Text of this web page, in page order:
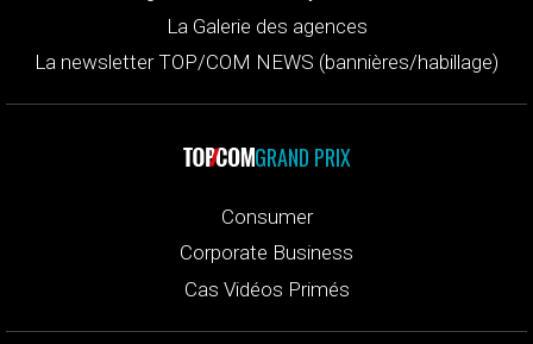
La Galerie des agences
La newsletter TOP/COM NEWS (bannières/habillage)
GRAND PRIX
Consumer
Corporate Business
Cas Vidéos Primés